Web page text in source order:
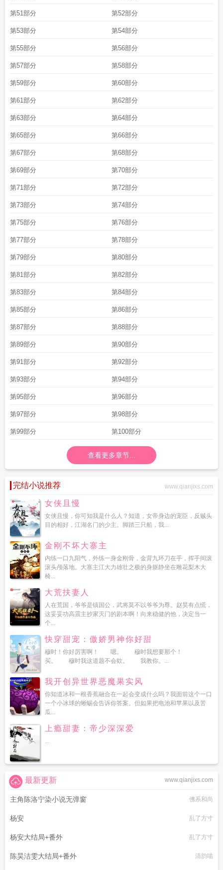
第51部分 第52部分
第53部分 第54部分
第55部分 第56部分
第57部分 第58部分
第59部分 第60部分
第61部分 第62部分
第63部分 第64部分
第65部分 第66部分
第67部分 第68部分
第69部分 第70部分
第71部分 第72部分
第73部分 第74部分
第75部分 第76部分
第77部分 第78部分
第79部分 第80部分
第81部分 第82部分
第83部分 第84部分
第85部分 第86部分
第87部分 第88部分
第89部分 第90部分
第91部分 第92部分
第93部分 第94部分
第95部分 第96部分
第97部分 第98部分
第99部分 第100部分
查看更多章节...
完结小说推荐 www.qianjixs.com
女侠且慢
女侠且慢，你可知我是什么人？知道，女帝身边的宠臣，反贼头
目的相好，江湖名门的少主。脚踏三只船，我...
金刚不坏大寨主
内练一口九阳气，外练一身金刚骨，金背九环刀在手，挥手间滚
滚头颅落地。大寨主江大力雄壮之极的身躯静坐在雕花梨木大
椅...
大荒扶妻人
人在荒国，爷爷是镇国公，武将莫不以爷爷为尊。赵昊有点慌，
这妥妥功高震主抄家灭门的剧本啊！向来稳健的他，决定当一
个...
快穿甜宠：傲娇男神你好甜
穆时！你好厉害啊！ 嗯。 穆时我想要那个！
买。 穆时我这道题不会欸。 我教你。...
我开创异世界恶魔果实风
你知道冰和一根香蕉融合在一起会变成什么吗？我面前这个一口
一个小冰球的蜥蜴会告诉你答案。但如果把电池和苹果以及苦
瓜...
上瘾甜妻：帝少深深爱
...
www.qianjixs.com
最新更新
主角陈洛宁染小说无弹窗 佛系和尚
杨安 乱了方寸
杨安大结局+番外 乱了方寸
陈昊洁雯大结局+番外 清韵喵